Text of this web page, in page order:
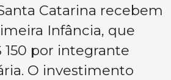
Catarina recebem
Infância, que
150 por integrante
O investimento